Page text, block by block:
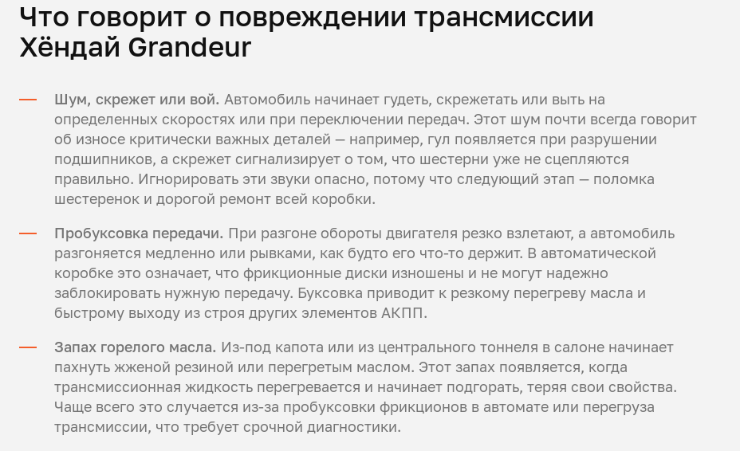
Что говорит о повреждении трансмиссии
Хёндай Grandeur
Шум, скрежет или вой. Автомобиль начинает гудеть, скрежетать или выть на
определенных скоростях или при переключении передач. Этот шум почти всегда говорит
об износе критически важных деталей — например, гул появляется при разрушении
подшипников, а скрежет сигнализирует о том, что шестерни уже не сцепляются
правильно. Игнорировать эти звуки опасно, потому что следующий этап — поломка
шестеренок и дорогой ремонт всей коробки.
Пробуксовка передачи. При разгоне обороты двигателя резко взлетают, а автомобиль
разгоняется медленно или рывками, как будто его что-то держит. В автоматической
коробке это означает, что фрикционные диски изношены и не могут надежно
заблокировать нужную передачу. Буксовка приводит к резкому перегреву масла и
быстрому выходу из строя других элементов АКПП.
Запах горелого масла. Из-под капота или из центрального тоннеля в салоне начинает
пахнуть жженой резиной или перегретым маслом. Этот запах появляется, когда
трансмиссионная жидкость перегревается и начинает подгорать, теряя свои свойства.
Чаще всего это случается из-за пробуксовки фрикционов в автомате или перегруза
трансмиссии, что требует срочной диагностики.